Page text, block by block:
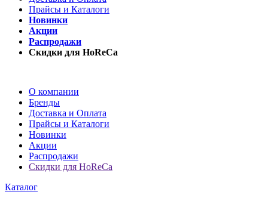
Прайсы и Каталоги
Новинки
Акции
Распродажи
Скидки для HoReCa
О компании
Бренды
Доставка и Оплата
Прайсы и Каталоги
Новинки
Акции
Распродажи
Скидки для HoReCa
Каталог